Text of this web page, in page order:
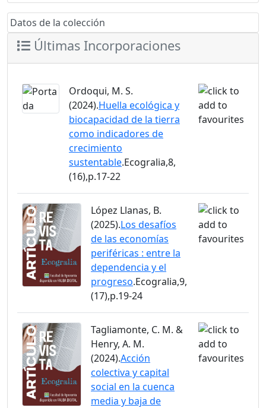
Datos de la colección
Últimas Incorporaciones
Ordoqui, M. S.
(2024).Huella ecológica y
biocapacidad de la tierra
como indicadores de
crecimiento
sustentable.Ecogralia,8,
(16),p.17-22
López Llanas, B.
(2025).Los desafíos
de las economías
periféricas : entre la
dependencia y el
progreso.Ecogralia,9,
(17),p.19-24
Tagliamonte, C. M. &
Henry, A. M.
(2024).Acción
colectiva y capital
social en la cuenca
media y baja de